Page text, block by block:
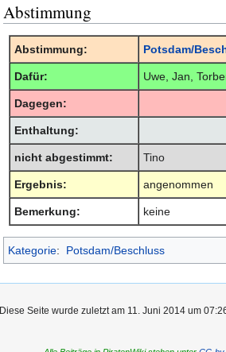
Abstimmung
Abstimmung: Potsdam/
Dafür: Uwe, Jan,
Dagegen:
Enthaltung:
nicht abgestimmt: Tino
Ergebnis: angenommen
Bemerkung: keine
Kategorie: Potsdam/Beschluss
Diese Seite wurde zuletzt am 11. Juni 2014 um